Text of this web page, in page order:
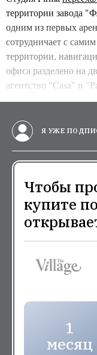
территории завода
одним из первых
сотрудничает с
территории,
офиса разделено на
агентство "Casa" и
Я УЖЕ
Чтобы
купите
1
месяц